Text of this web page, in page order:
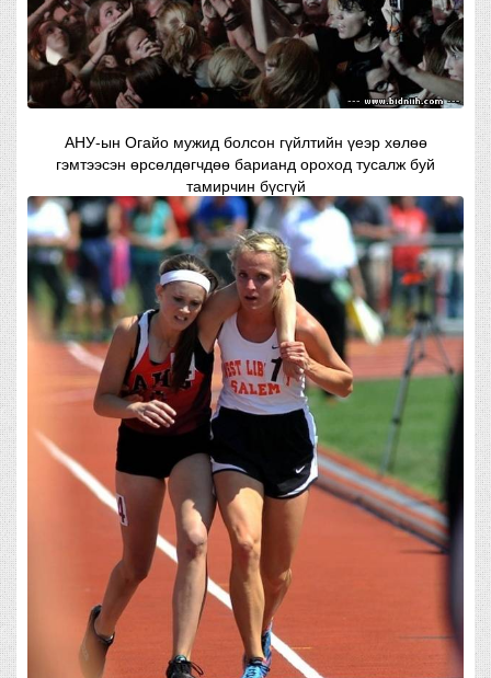
АНУ-ын Огайо мужид болсон гүйлтийн үеэр хөлөө
гэмтээсэн өрсөлдөгчдөө барианд ороход тусалж буй
тамирчин бүсгүй